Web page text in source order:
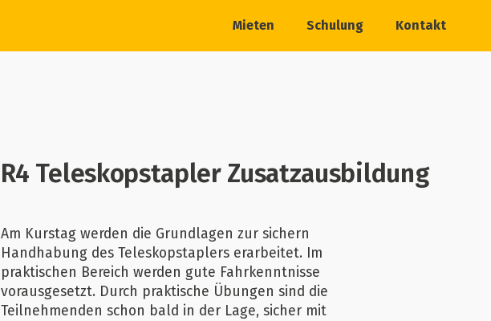
Mieten Schulung Kontakt
R4 Teleskopstapler Zusatzausbildung
Am Kurstag werden die Grundlagen zur sichern
Handhabung des Teleskopstaplers erarbeitet. Im
praktischen Bereich werden gute Fahrkenntnisse
vorausgesetzt. Durch praktische Übungen sind die
Teilnehmenden schon bald in der Lage, sicher mit